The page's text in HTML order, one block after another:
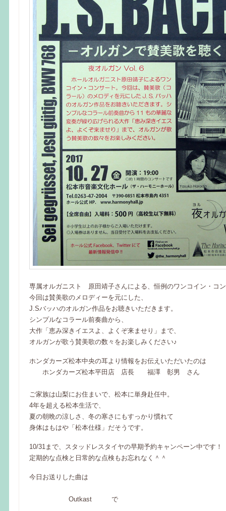
専属オルガニスト 原田靖子さんによる、恒例のワンコイン・コ
今回は賛美歌のメロディーを元にした、
J.Sバッハのオルガン作品をお聴きいただきます。
シンプルなコラール前奏曲から、
大作「恵み深きイエスよ、よくぞ来ませり」まで、
オルガンが歌う賛美歌の数々をお楽しみください♪
ホンダカーズ松本中央の耳より情報をお伝えいただいたのは
ホンダカーズ松本平田店 店長 福澤 彰男 さん
ご家族は山梨にお住まいで、松本に単身赴任中。
4年を超える松本生活で、
夏の朝晩の涼しさ、冬の寒さにもすっかり慣れて
身体はもはや「松本仕様」だそうです。
10/31まで、スタッドレスタイヤの早期予約キャンペーン中です！
定期的な点検と日常的な点検もお忘れなく＾＾
今日お送りした曲は
Outkast で